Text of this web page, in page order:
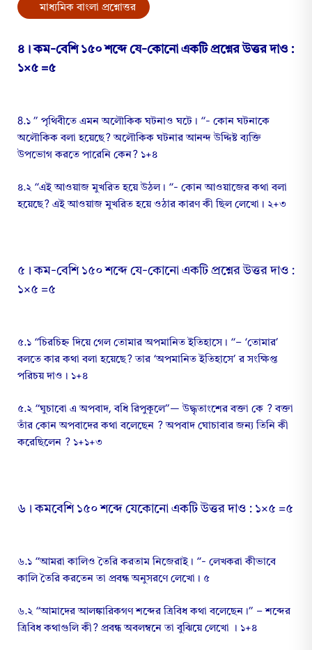
মাধ্যমিক বাংলা প্রশ্নোত্তর
৪। কম-বেশি ১৫০ শব্দে যে-কোনো একটি প্রশ্নের উত্তর দাও :
১×৫ =৫
8.১ ” পৃথিবীতে এমন অলৌকিক ঘটনাও ঘটে। “- কোন ঘটনাকে
অলৌকিক বলা হয়েছে? অলৌকিক ঘটনার আনন্দ উদ্দিষ্ট ব্যক্তি
উপভোগ করতে পারেনি কেন? ১+৪
৪.২ “এই আওয়াজ মুখরিত হয়ে উঠল। “- কোন আওয়াজের কথা বলা
হয়েছে? এই আওয়াজ মুখরিত হয়ে ওঠার কারণ কী ছিল লেখো। ২+৩
৫। কম-বেশি ১৫০ শব্দে যে-কোনো একটি প্রশ্নের উত্তর দাও :
১×৫ =৫
৫.১ “চিরচিহ্ন দিয়ে গেল তোমার অপমানিত ইতিহাসে। “– ‘তোমার’
বলতে কার কথা বলা হয়েছে? তার ‘অপমানিত ইতিহাসে’ র সংক্ষিপ্ত
পরিচয় দাও। ১+৪
৫.২ “ঘুচাবো এ অপবাদ, বধি রিপুকূলে”— উদ্ধৃতাংশের বক্তা কে ? বক্তা
তাঁর কোন অপবাদের কথা বলেছেন ? অপবাদ ঘোচাবার জন্য তিনি কী
করেছিলেন ? ১+১+৩
৬। কমবেশি ১৫০ শব্দে যেকোনো একটি উত্তর দাও : ১×৫ =৫
৬.১ “আমরা কালিও তৈরি করতাম নিজেরাই। “- লেখকরা কীভাবে
কালি তৈরি করতেন তা প্রবন্ধ অনুসরণে লেখো। ৫
৬.২ “আমাদের আলঙ্কারিকগণ শব্দের ত্রিবিধ কথা বলেছেন।” – শব্দের
ত্রিবিধ কথাগুলি কী? প্রবন্ধ অবলম্বনে তা বুঝিয়ে লেখো । ১+৪